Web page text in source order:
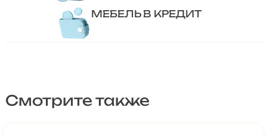
МЕБЕЛЬ В КРЕДИТ
Смотрите также